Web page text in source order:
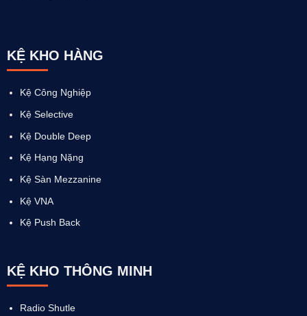
KỆ KHO HÀNG
Kệ Công Nghiệp
Kệ Selective
Kệ Double Deep
Kệ Hạng Nặng
Kệ Sàn Mezzanine
Kệ VNA
Kệ Push Back
KỆ KHO THÔNG MINH
Radio Shutle